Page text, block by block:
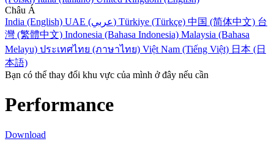
Châu Á
India (English)
UAE (عربي) Türkiye (Türkçe) 中国 (简体中文) 台
灣 (繁體中文) Indonesia (Bahasa Indonesia) Malaysia (Bahasa
Melayu) ประเทศไทย (ภาษาไทย) Việt Nam (Tiếng Việt) 日本 (日
本語)
Bạn có thể thay đổi khu vực của mình ở đây nếu cần
Performance
Download